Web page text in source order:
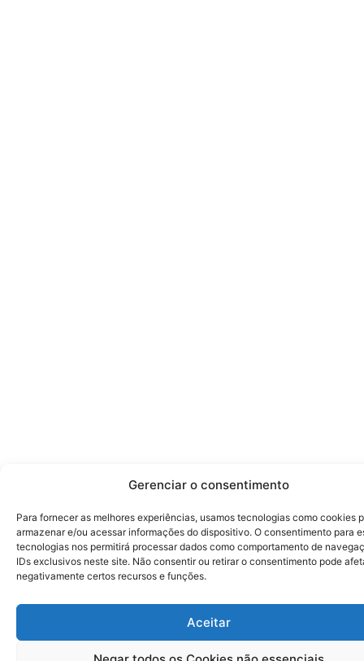
Gerenciar o consentimento
Para fornecer as melhores experiências, usamos tecnologias como cookies
armazenar e/ou acessar informações do dispositivo. O consentimento para
tecnologias nos permitirá processar dados como comportamento de
IDs exclusivos neste site. Não consentir ou retirar o consentimento pode
negativamente certos recursos e funções.
Aceitar